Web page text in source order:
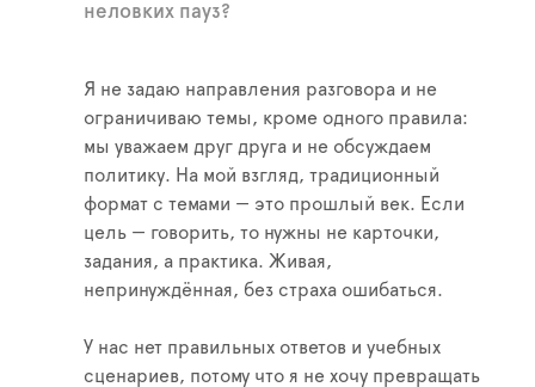
неловких пауз?
Я не задаю направления разговора и не
ограничиваю темы, кроме одного правила:
мы уважаем друг друга и не обсуждаем
политику. На мой взгляд, традиционный
формат с темами — это прошлый век. Если
цель — говорить, то нужны не карточки,
задания, а практика. Живая,
непринуждённая, без страха ошибаться.
У нас нет правильных ответов и учебных
сценариев, потому что я не хочу превращать